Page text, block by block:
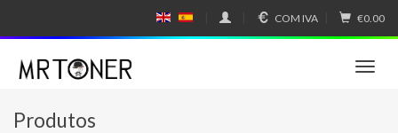
N
SP
COM IVA €0.00
T
Produtos